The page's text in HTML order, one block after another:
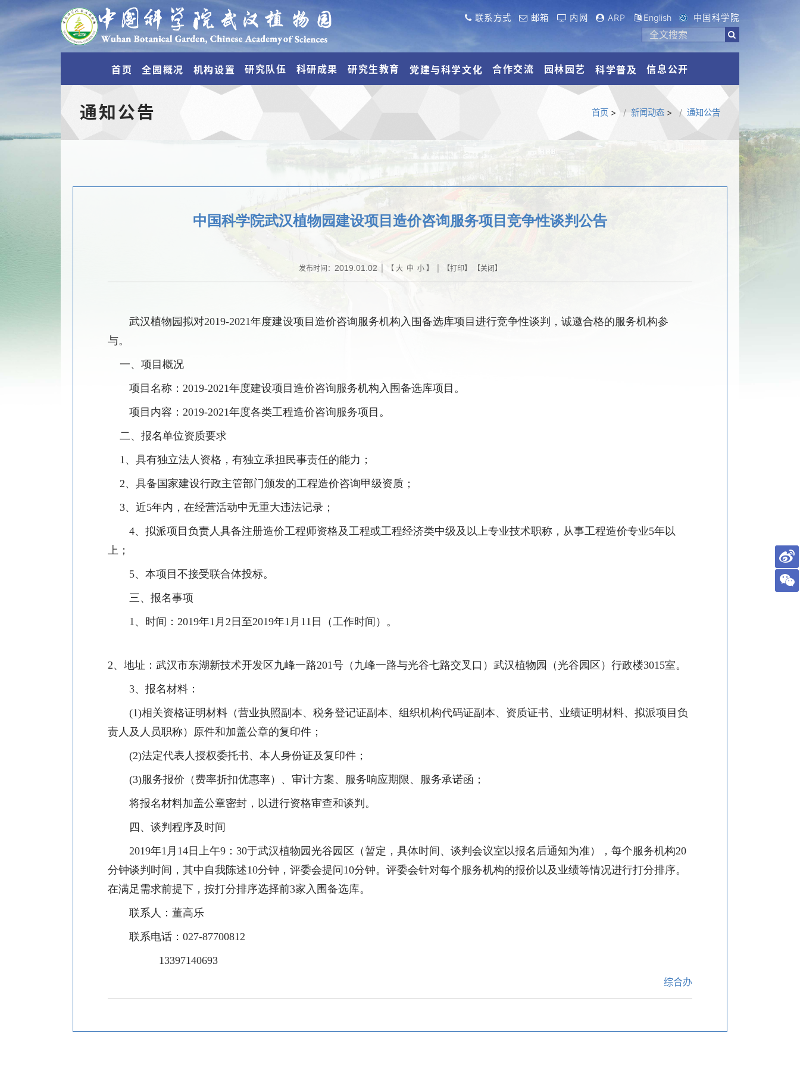
联系方式 邮箱 内网 ARP English 中国科学院
首页 全园概况 机构设置 研究队伍 科研成果 研究生教育 党建与科学文化 合作交流 园林园艺 科学普及 信息公开
通知公告 首页> 新闻动态> 通知公告
中国科学院武汉植物园建设项目造价咨询服务项目竞争性谈判公告
发布时间： 2019.01.02 | 【 大 中 小】 | 【打印】 【关闭】
武汉植物园拟对2019-2021年度建设项目造价咨询服务机构入围备选库项目进行竞争性谈判，诚邀合格的服务机构参
与。
一、项目概况
项目名称： 2019-2021年度建设项目造价咨询服务机构入围备选库项目。
项目内容： 2019-2021年度各类工程造价咨询服务项目。
二、 报名单位资质要求
1、 具有独立法人资格，有独立承担民事责任的能力；
2、 具备国家建设行政主管部门颁发的工程造价咨询甲级资质；
3、 近5年内，在经营活动中无重大违法记录；
4、 拟派项目负责人具备注册造价工程师资格及工程或工程经济类中级及以上专业技术职称，从事工程造价专业5年以
上；
5、 本项目不接受联合体投标。
三、报名事项
1、 时间： 2019年1 月 2 日至2019年1 月 11 日（工作时间）。
2、 地址：武汉市东湖新技术开发区九峰一路201号（九峰一路与光谷七路交叉口）武汉植物园（光谷园区）行政楼3015室。
3、 报名材料：
(1)相关资格证明材料（营业执照副本、税务登记证副本、组织机构代码证副本、资质证书、业绩证明材料、拟派项目负
责人及人员职称）原件和加盖公章的复印件；
(2)法定代表人授权委托书、本人身份证及复印件；
(3)服务报价（费率折扣优惠率）、审计方案、服务响应期限、服务承诺函；
将报名材料加盖公章密封，以进行资格审查和谈判。
四、谈判程序及时间
2019年1 月 14日上午9 ： 30于武汉植物园光谷园区（暂定，具体时间、谈判会议室以报名后通知为准），每个服务机构20
分钟谈判时间，其中自我陈述10分钟，评委会提问10分钟。评委会针对每个服务机构的报价以及业绩等情况进行打分排序。
在满足需求前提下，按打分排序选择前3家入围备选库。
联系人：董高乐
联系电话： 027-87700812
13397140693
综合办